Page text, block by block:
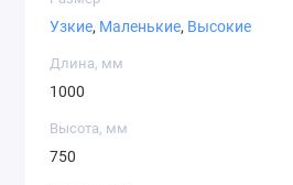
атмосферу для каждой встречи и
Узкие, Маленькие, Высокие
Длина, мм
1000
Высота, мм
750